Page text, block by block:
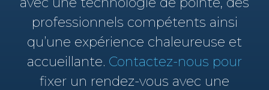
professionnels compétents ainsi
qu’une expérience chaleureuse et
accueillante. Contactez-nous pour
fixer un rendez-vous avec une